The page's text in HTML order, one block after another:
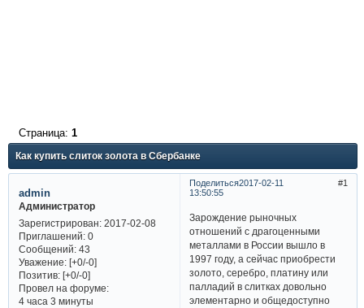
Как купить слиток золота в Сбербанке
Страница: 1
Поделиться 1
2017-02-11
13:50:55
admin
Администратор
Зарегистрирован: 2017-02-08
Приглашений:0
Сообщений:43
Уважение: [+0/-0]
Позитив: [+0/-0]
Провел на форуме:
4 часа 3 минуты
Зарождение рыночных
отношений с драгоценными
металлами в России вышло в
1997 году, а сейчас приобрести
золото, серебро, платину или
палладий в слитках довольно
элементарно и общедоступно